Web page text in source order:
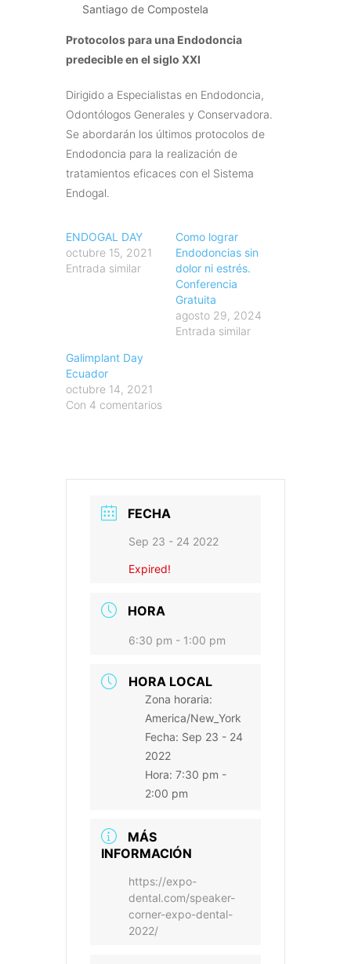
Santiago de Compostela
Protocolos para una Endodoncia
predecible en el siglo XXI
Dirigido a Especialistas en Endodoncia,
Odontólogos Generales y Conservadora.
Se abordarán los últimos protocolos de
Endodoncia para la realización de
tratamientos eficaces con el Sistema
Endogal.
ENDOGAL DAY
octubre 15, 2021
Entrada similar
Como lograr
Endodoncias sin
dolor ni estrés.
Conferencia
Gratuita
agosto 29, 2024
Entrada similar
Galimplant Day
Ecuador
octubre 14, 2021
Con 4 comentarios
FECHA
Sep 23 - 24 2022
Expired!
HORA
6:30 pm - 1:00 pm
HORA LOCAL
Zona horaria:
America/New_York
Fecha: Sep 23 - 24
2022
Hora: 7:30 pm -
2:00 pm
MÁS
INFORMACIÓN
https://expo-
dental.com/speaker-
corner-expo-dental-
2022/